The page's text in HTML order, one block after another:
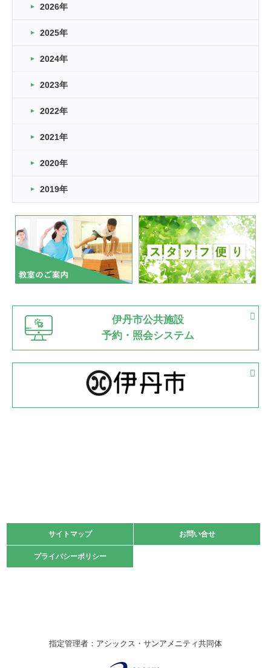
2026.03.16
車いすバスケとRくんのお話
卒業・卒園の季節★
2026.03.11
緑ケ丘体育館
2022.11.03
緑ケ丘体育館
いたっぼーる大会☆彡
緑ケ丘体育館
2022.07.03
市内総合体育大会が開始
緑ケ丘体育館 猪名川運動広場
古池運動広場
2022.06.12
県知事杯争奪バレーボール大会が開催
緑ケ丘体育館
2022.05.05
体育協会長杯 バドミントン競技の部
2022.05.22
緑ケ丘体育館
2021.10.23
卓球選手権大会ラージボールの部開催☆
伊丹市総合体育大会 バレーボール大会が開催されました
2026年
2025年
2024年
2023年
2022年
2021年
2020年
2019年
伊丹市公共施設
予約・照会システム
サイトマップ お問い合せ
プライバシーポリシー
サイトマップ お問い合せ
プライバシーポリシー
指定管理者：アシックス・サンアメニティ共同体